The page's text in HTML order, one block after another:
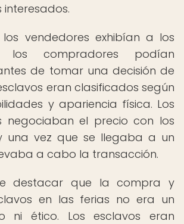
los vendedores exhibían a los
los compradores podían
de tomar una decisión de
eran clasificados según
y apariencia física. Los
negociaban el precio con los
una vez que se llegaba a un
a cabo la transacción.
destacar que la compra y
en las ferias no era un
ni ético. Los esclavos eran